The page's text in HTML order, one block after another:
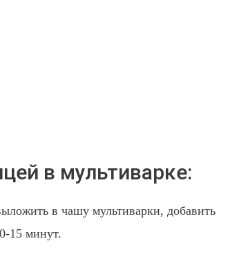
в мультиварке:
в чашу мультиварки, добавить
15 минут.